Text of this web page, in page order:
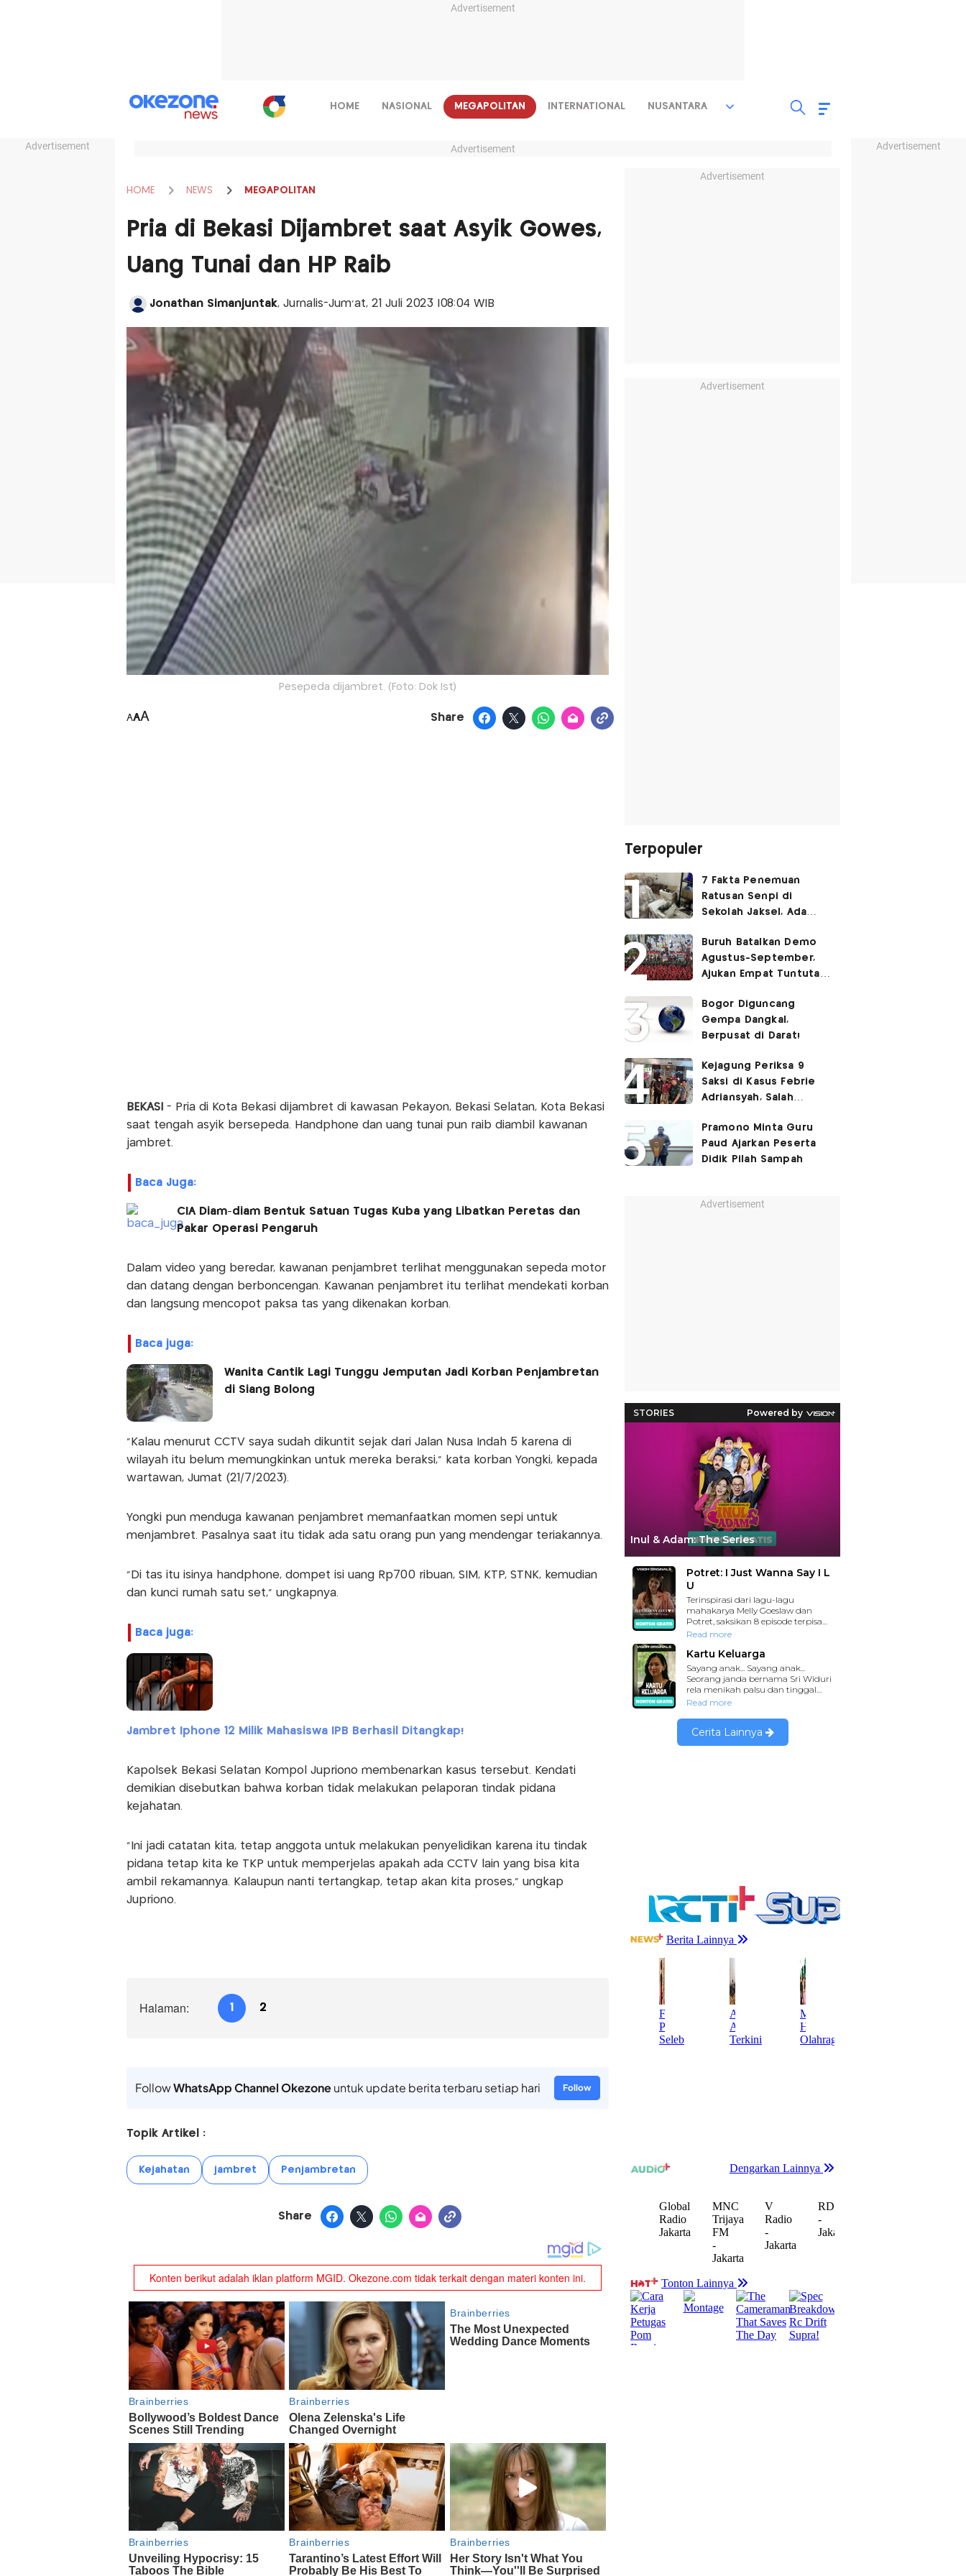
Advertisement
Advertisement Advertisement
HOME NASIONAL MEGAPOLITAN INTERNATIONAL NUSANTARA
Advertisement
HOME NEWS MEGAPOLITAN
Pria di Bekasi Dijambret saat Asyik Gowes,
Uang Tunai dan HP Raib
Jonathan Simanjuntak, Jurnalis-Jum'at, 21 Juli 2023 |08:04 WIB
Pesepeda dijambret. (Foto: Dok Ist)
AAA Share
BEKASI - Pria di Kota Bekasi dijambret di kawasan Pekayon, Bekasi Selatan, Kota Bekasi
saat tengah asyik bersepeda. Handphone dan uang tunai pun raib diambil kawanan
jambret.
Baca Juga:
CIA Diam-diam Bentuk Satuan Tugas Kuba yang Libatkan Peretas dan
Pakar Operasi Pengaruh
Dalam video yang beredar, kawanan penjambret terlihat menggunakan sepeda motor
dan datang dengan berboncengan. Kawanan penjambret itu terlihat mendekati korban
dan langsung mencopot paksa tas yang dikenakan korban.
baca juga:
Wanita Cantik Lagi Tunggu Jemputan Jadi Korban Penjambretan
di Siang Bolong
“Kalau menurut CCTV saya sudah dikuntit sejak dari Jalan Nusa Indah 5 karena di
wilayah itu belum memungkinkan untuk mereka beraksi,” kata korban Yongki, kepada
wartawan, Jumat (21/7/2023).
Yongki pun menduga kawanan penjambret memanfaatkan momen sepi untuk
menjambret. Pasalnya saat itu tidak ada satu orang pun yang mendengar teriakannya.
“Di tas itu isinya handphone, dompet isi uang Rp700 ribuan, SIM, KTP, STNK, kemudian
dan kunci rumah satu set,” ungkapnya.
baca juga:
Jambret Iphone 12 Milik Mahasiswa IPB Berhasil Ditangkap!
Kapolsek Bekasi Selatan Kompol Jupriono membenarkan kasus tersebut. Kendati
demikian disebutkan bahwa korban tidak melakukan pelaporan tindak pidana
kejahatan.
“Ini jadi catatan kita, tetap anggota untuk melakukan penyelidikan karena itu tindak
pidana tetap kita ke TKP untuk memperjelas apakah ada CCTV lain yang bisa kita
ambil rekamannya. Kalaupun nanti tertangkap, tetap akan kita proses,” ungkap
Jupriono.
Halaman: 1 2
FollowWhatsApp Channel Okezoneuntuk update berita terbaru setiap hari Follow
Topik Artikel :
Kejahatan jambret Penjambretan
Share
Advertisement
Advertisement
Terpopuler
7 Fakta Penemuan
Ratusan Senpi di
Sekolah Jaksel, Ada
Ruang Bunker
Buruh Batalkan Demo
Agustus-September,
Ajukan Empat Tuntutan
Bogor Diguncang
Gempa Dangkal,
Berpusat di Darat!
Kejagung Periksa 9
Saksi di Kasus Febrie
Adriansyah, Salah
Pramono Minta Guru
Paud Ajarkan Peserta
Didik Pilah Sampah
Advertisement